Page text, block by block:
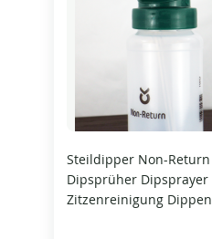
Steildipper Non-Return
Dipsprüher Dipsprayer
Zitzenreinigung Dippen